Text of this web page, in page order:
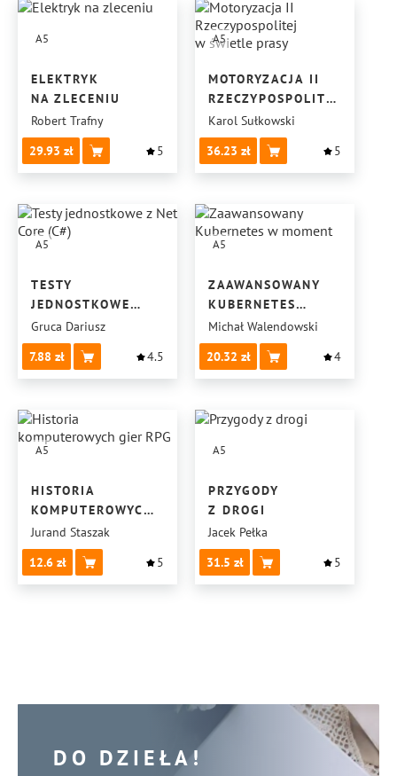
A5
ELEKTRYK
NA ZLECENIU
Robert Trafny
29.93
5
A5
MOTORYZACJA II
RZECZYPOSPOLITEJ
W ŚWIETLE PRASY
Karol Sułkowski
36.23
5
A5
TESTY
JEDNOSTKOWE
Z NET CORE (C#)
Gruca Dariusz
7.88
4.5
A5
ZAAWANSOWANY
KUBERNETES
W MOMENT
Michał Walendowski
20.32
4
A5
HISTORIA
KOMPUTEROWYCH
GIER RPG
Jurand Staszak
12.6
5
A5
PRZYGODY
Z DROGI
Jacek Pełka
31.5
5
DO DZIEŁA!